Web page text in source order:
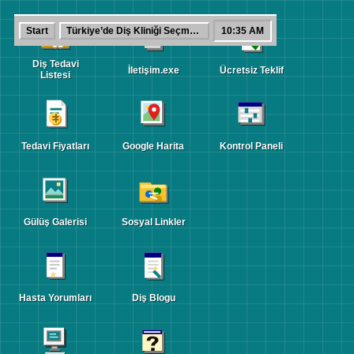
Diş Tedavi
Listesi
Tedavi Fiyatları
Gülüş Galerisi
Hasta Yorumları
İletişim.exe
Google Harita
Sosyal Linkler
Diş Blogu
Ücretsiz Teklif
Kontrol Paneli
Türkiye’de
Diş Kliniği
Seçmeden
Önce Ne
Sorulmalı?
- [] x
Türkiye’de
Diş
Kliniği
Seçmeden
Önce
Ne
Sorulmalı?
Türkiye’de
Diş
Kliniği
Start Türkiye’de Diş Kliniği Seçmeden Önce Ne Sorulmalı?
10:35 AM